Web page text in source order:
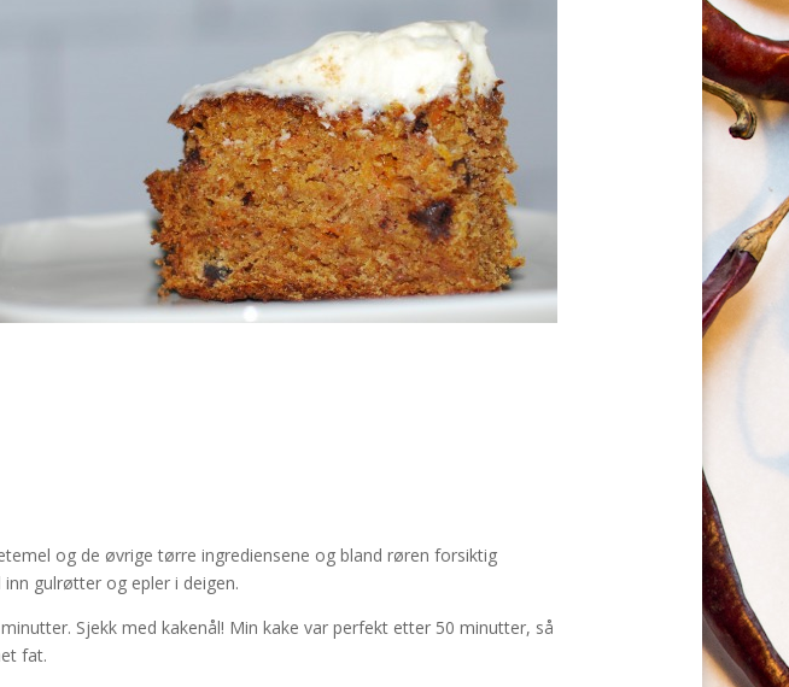
og de øvrige tørre ingrediensene og bland røren forsiktig
gulrøtter og epler i deigen.
Sjekk med kakenål! Min kake var perfekt etter 50 minutter, så
fat.